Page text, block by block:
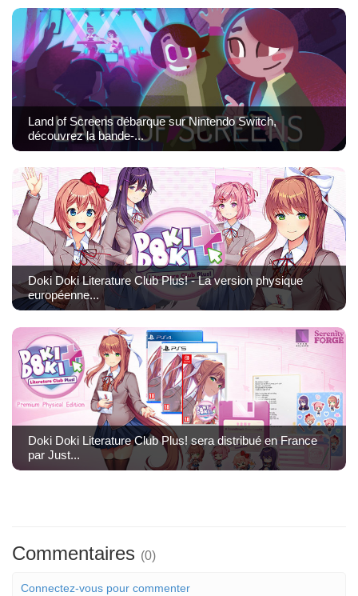
Land of Screens débarque sur Nintendo Switch,
découvrez la bande-...
Doki Doki Literature Club Plus! - La version physique
européenne...
Doki Doki Literature Club Plus! sera distribué en France
par Just...
Commentaires (0)
Connectez-vous pour commenter